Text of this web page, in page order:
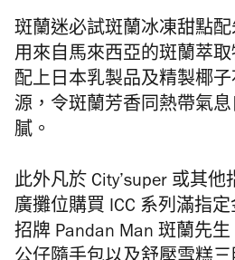
斑蘭迷必試斑蘭冰凍甜點
用來自馬來西亞的斑蘭萃取
配上日本乳製品及精製椰
源，令斑蘭芳香同熱帶氣
膩。
此外凡於 City’super 或其
廣攤位購買 ICC 系列滿指
招牌 Pandan Man 斑蘭先